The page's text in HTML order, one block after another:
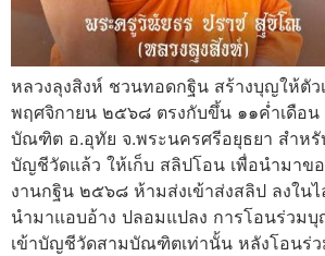
หลวงลุงสิงห์ ชวนทอดกฐิน สร้างบุญให้ตัว
พฤศจิกายน ๒๕๖๘ ตรงกับขึ้น ๑๑ค่ำเดือ
บัณฑิต อ.อุทัย จ.พระนครศรีอยุธยา สำหรั
บัญชีวัดแล้ว ให้เก็บ สลิปโอน เพื่อนำมาข
งานกฐิน ๒๕๖๘ ห้ามส่งเข้าส่งสลิป ลงใน
นำมาแอบอ้าง ปลอมแปลง การโอนร่วม
เข้าบัญชีวัดสามบัณฑิตเท่านั้น หลังโอนร่